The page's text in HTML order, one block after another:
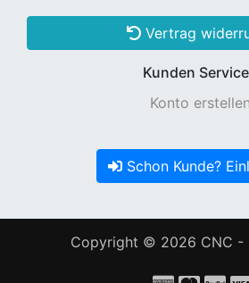
Vertrag
Kunden
Konto erstellen
Schon Kunde?
Copyright © 2026 CNC -